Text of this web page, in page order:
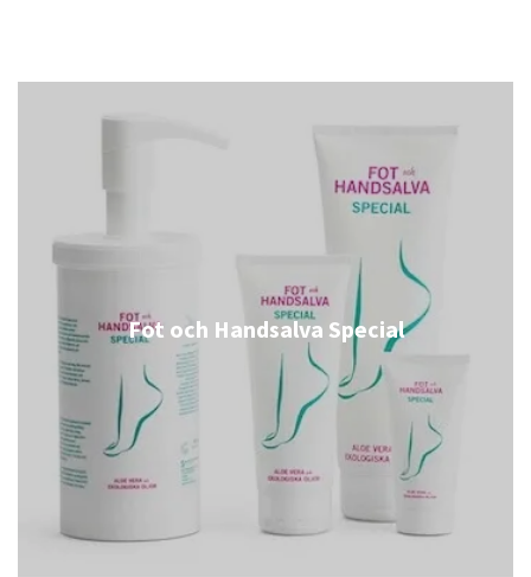
Fot och Handsalva Special